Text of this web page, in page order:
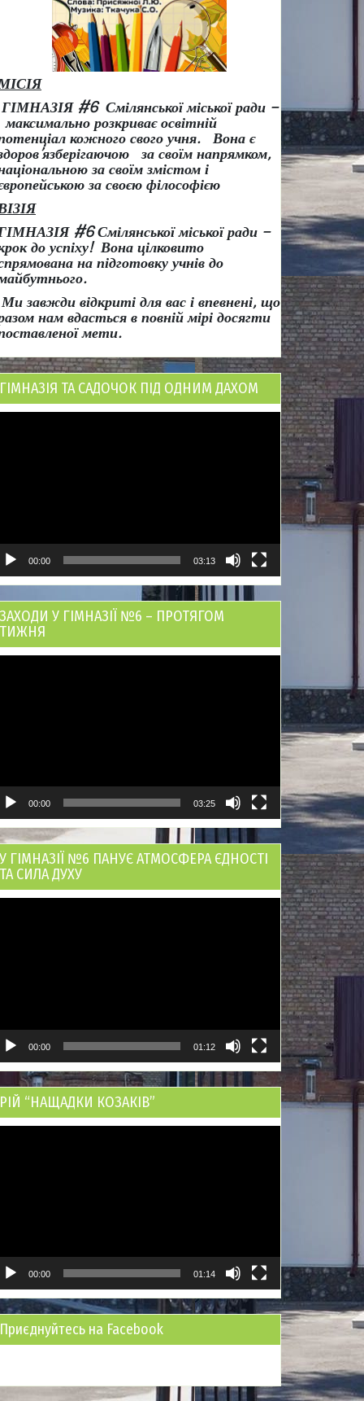
ГІМНАЗІЯ #6 Смілянської міської ради –
розкриває освітній
кожного свого учня.
Вона є
’язберігаючою за своїм напрямком,
за своїм змістом і
за своєю філософією
#6 Смілянської міської ради –
до успіху! Вона цілковито
на підготовку учнів до
Ми завжди відкриті для вас і впевнені, що
нам вдасться в повній мірі досягти
мети.
ГІМНАЗІЯ ТА САДОЧОК ПІД ОДНИМ ДАХОМ
00:00 03:13
ЗАХОДИ У ГІМНАЗІЇ №6 – ПРОТЯГОМ
ТИЖНЯ
00:00 03:25
У ГІМНАЗІЇ №6 ПАНУЄ АТМОСФЕРА ЄДНОСТІ
ТА СИЛА ДУХУ
00:00 01:12
РІЙ “НАЩАДКИ КОЗАКІВ”
00:00 01:14
Приєднуйтесь на Facebook